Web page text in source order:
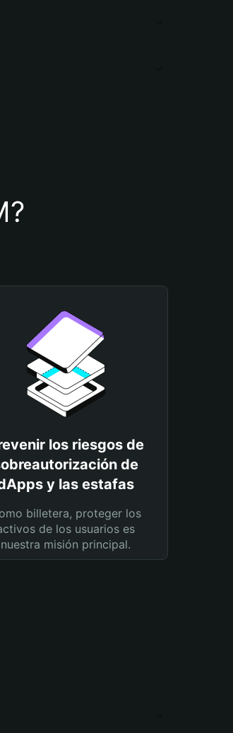
los riesgos de
de
y las estafas
billetera, proteger los
de los usuarios es
nuestra misión principal.